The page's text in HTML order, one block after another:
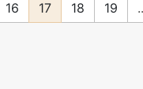
16 17 18 19